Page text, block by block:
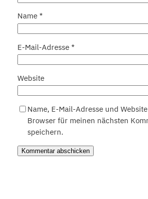
Name *
E-Mail-Adresse *
Website
Name, E-Mail-Adresse und
Browser für meinen nächsten
speichern.